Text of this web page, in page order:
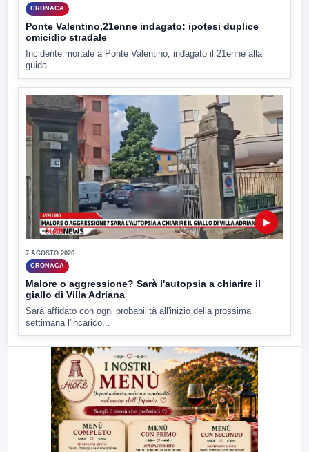
CRONACA
Ponte Valentino,21enne indagato: ipotesi duplice
omicidio stradale
Incidente mortale a Ponte Valentino, indagato il 21enne alla
guida...
▶
7 AGOSTO 2026
CRONACA
Malore o aggressione? Sarà l'autopsia a chiarire il
giallo di Villa Adriana
Sarà affidato con ogni probabilità all'inizio della prossima
settimana l'incarico...